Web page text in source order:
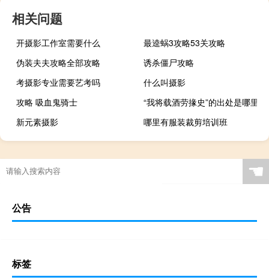
相关问题
开摄影工作室需要什么
最逵蜗3攻略53关攻略
伪装夫夫攻略全部攻略
诱杀僵尸攻略
考摄影专业需要艺考吗
什么叫摄影
攻略 吸血鬼骑士
“我将载酒劳掾史”的出处是哪里
新元素摄影
哪里有服装裁剪培训班
☚
公告
标签